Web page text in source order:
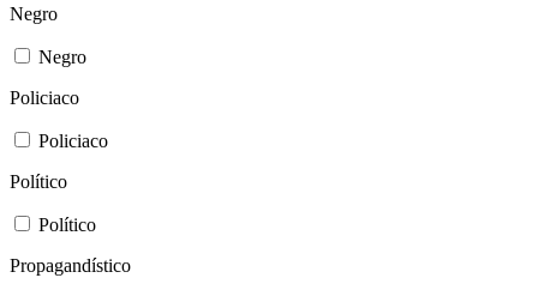
Negro
Negro
Policiaco
Policiaco
Político
Político
Propagandístico